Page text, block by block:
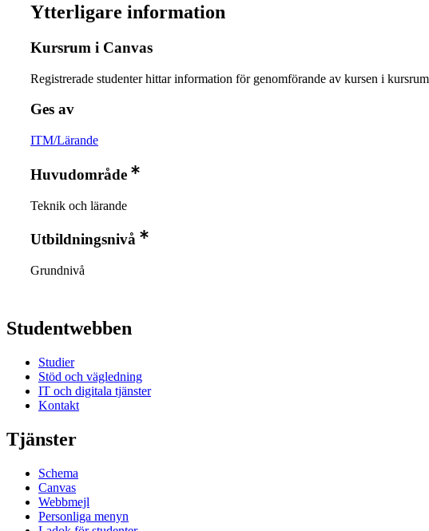
Ytterligare information
Kursrum i Canvas
Registrerade studenter hittar information för genomförande av kursen i
Ges av
ITM/Lärande
Huvudområde
Teknik och lärande
Utbildningsnivå
Grundnivå
Studentwebben
Studier
Stöd och vägledning
IT och digitala tjänster
Kontakt
Tjänster
Schema
Canvas
Webbmejl
Personliga menyn